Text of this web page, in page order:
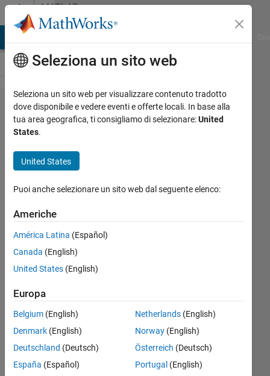
Vai al contenutoMATLAB
Answers
how to
put
element
vector
as a
label
for the
plot
NA
23 Mar
1
Risposta
Seleziona un sito web
Seleziona un sito web per visualizzare contenuto tradotto
dove disponibile e vedere eventi e offerte locali. In base alla
tua area geografica, ti consigliamo di selezionare:United
States.
United States
Puoi anche selezionare un sito web dal seguente elenco:
Americhe
América Latina (Español)
Canada (English)
United States (English)
Europa
Belgium (English)
Denmark (English)
Deutschland (Deutsch)
España (Español)
Netherlands(English)
Norway(English)
Österreich (Deutsch)
Portugal (English)